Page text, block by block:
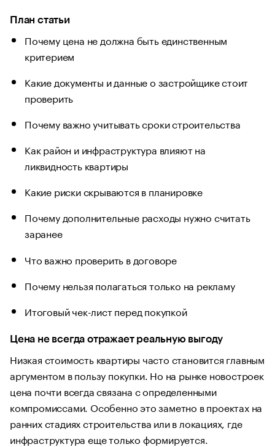
План статьи
Почему цена не должна быть единственным
критерием
Какие документы и данные о застройщике стоит
проверить
Почему важно учитывать сроки строительства
Как район и инфраструктура влияют на
ликвидность квартиры
Какие риски скрываются в планировке
Почему дополнительные расходы нужно считать
заранее
Что важно проверить в договоре
Почему нельзя полагаться только на рекламу
Итоговый чек-лист перед покупкой
Цена не всегда отражает реальную выгоду
Низкая стоимость квартиры часто становится главным
аргументом в пользу покупки. Но на рынке новостроек
цена почти всегда связана с определенными
компромиссами. Особенно это заметно в проектах на
ранних стадиях строительства или в локациях, где
инфраструктура еще только формируется.